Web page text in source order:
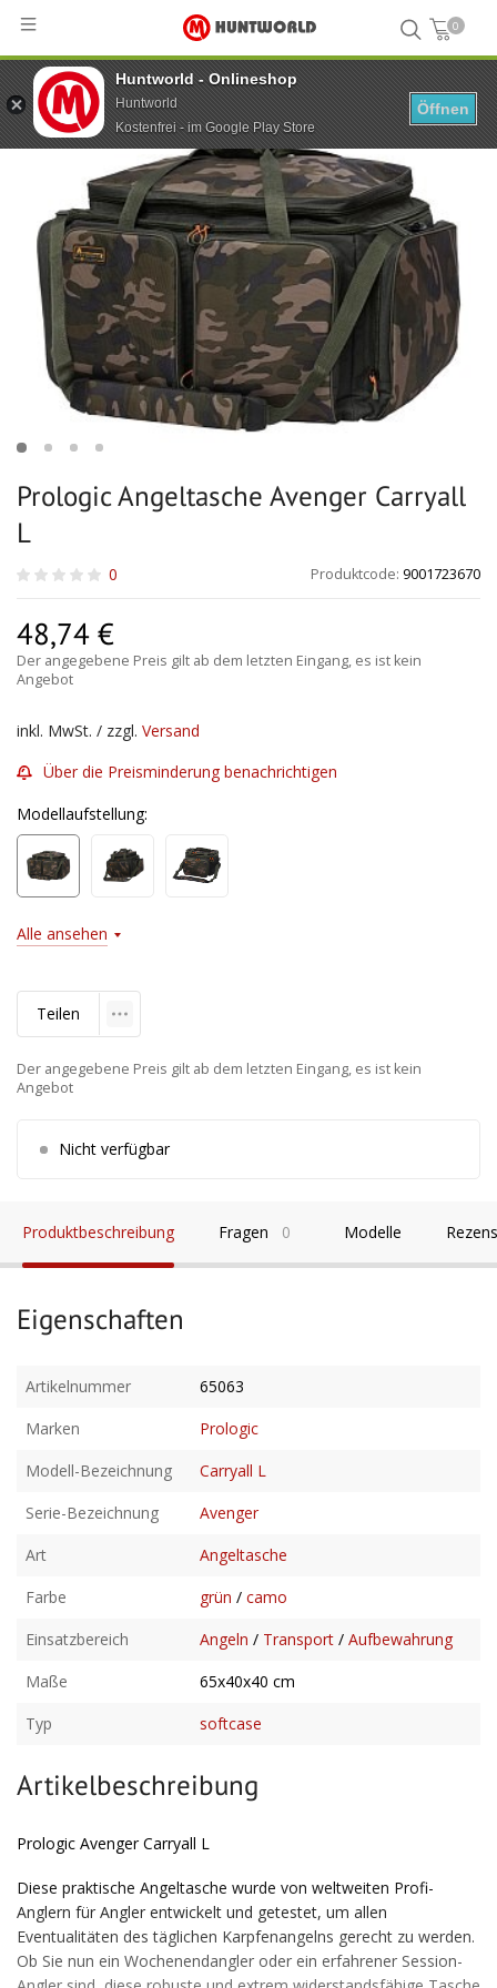
0
Hauptseite ... Prologic Angeltasche Avenger Carryall L
Prologic Angeltasche Avenger Carryall
L
Produktcode: 9001723670
0
48,74 €
Der angegebene Preis gilt ab dem letzten Eingang, es ist kein
Angebot
inkl. MwSt. / zzgl. Versand
Über die Preisminderung benachrichtigen
Modellaufstellung:
Alle ansehen
Teilen
Der angegebene Preis gilt ab dem letzten Eingang, es ist kein
Angebot
Nicht verfügbar
Produktbeschreibung Fragen 0 Modelle
Eigenschaften
Artikelnummer
65063
Marken
Prologic
Modell-Bezeichnung
Carryall L
Serie-Bezeichnung
Avenger
Art
Angeltasche
Farbe
grün / camo
Einsatzbereich
Angeln / Transport / Aufbewahrung
Maße
65x40x40 cm
Typ
softcase
Artikelbeschreibung
Prologic Avenger Carryall L
Diese praktische Angeltasche wurde von weltweiten Profi-
Anglern für Angler entwickelt und getestet, um allen
Eventualitäten des täglichen Karpfenangelns gerecht zu werden.
Ob Sie nun ein Wochenendangler oder ein erfahrener Session-
Huntworld - Onlineshop
Huntworld
Kostenfrei - im Google Play Store
Öffnen